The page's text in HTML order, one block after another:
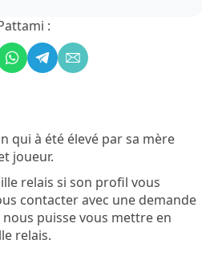
qui à été élevé par sa mère
joueur.
relais si son profil vous
contacter avec une demande
puisse vous mettre en
relais.
: